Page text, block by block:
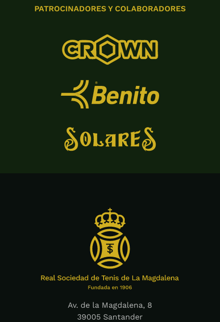
PATROCINADORES Y COLABORADORES
Av. de la Magdalena, 8
39005 Santander